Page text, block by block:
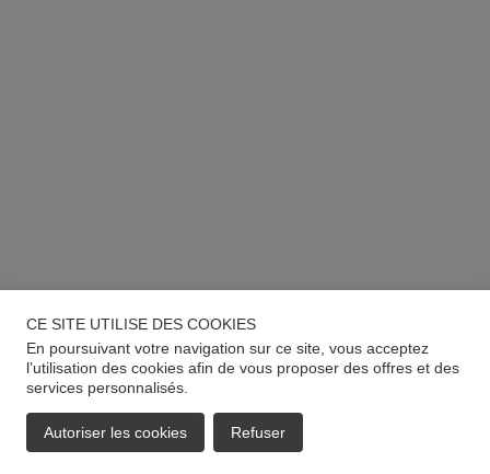
CE SITE UTILISE DES COOKIES
En poursuivant votre navigation sur ce site, vous acceptez
l’utilisation des cookies afin de vous proposer des offres et des
services personnalisés.
Autoriser les cookies Refuser